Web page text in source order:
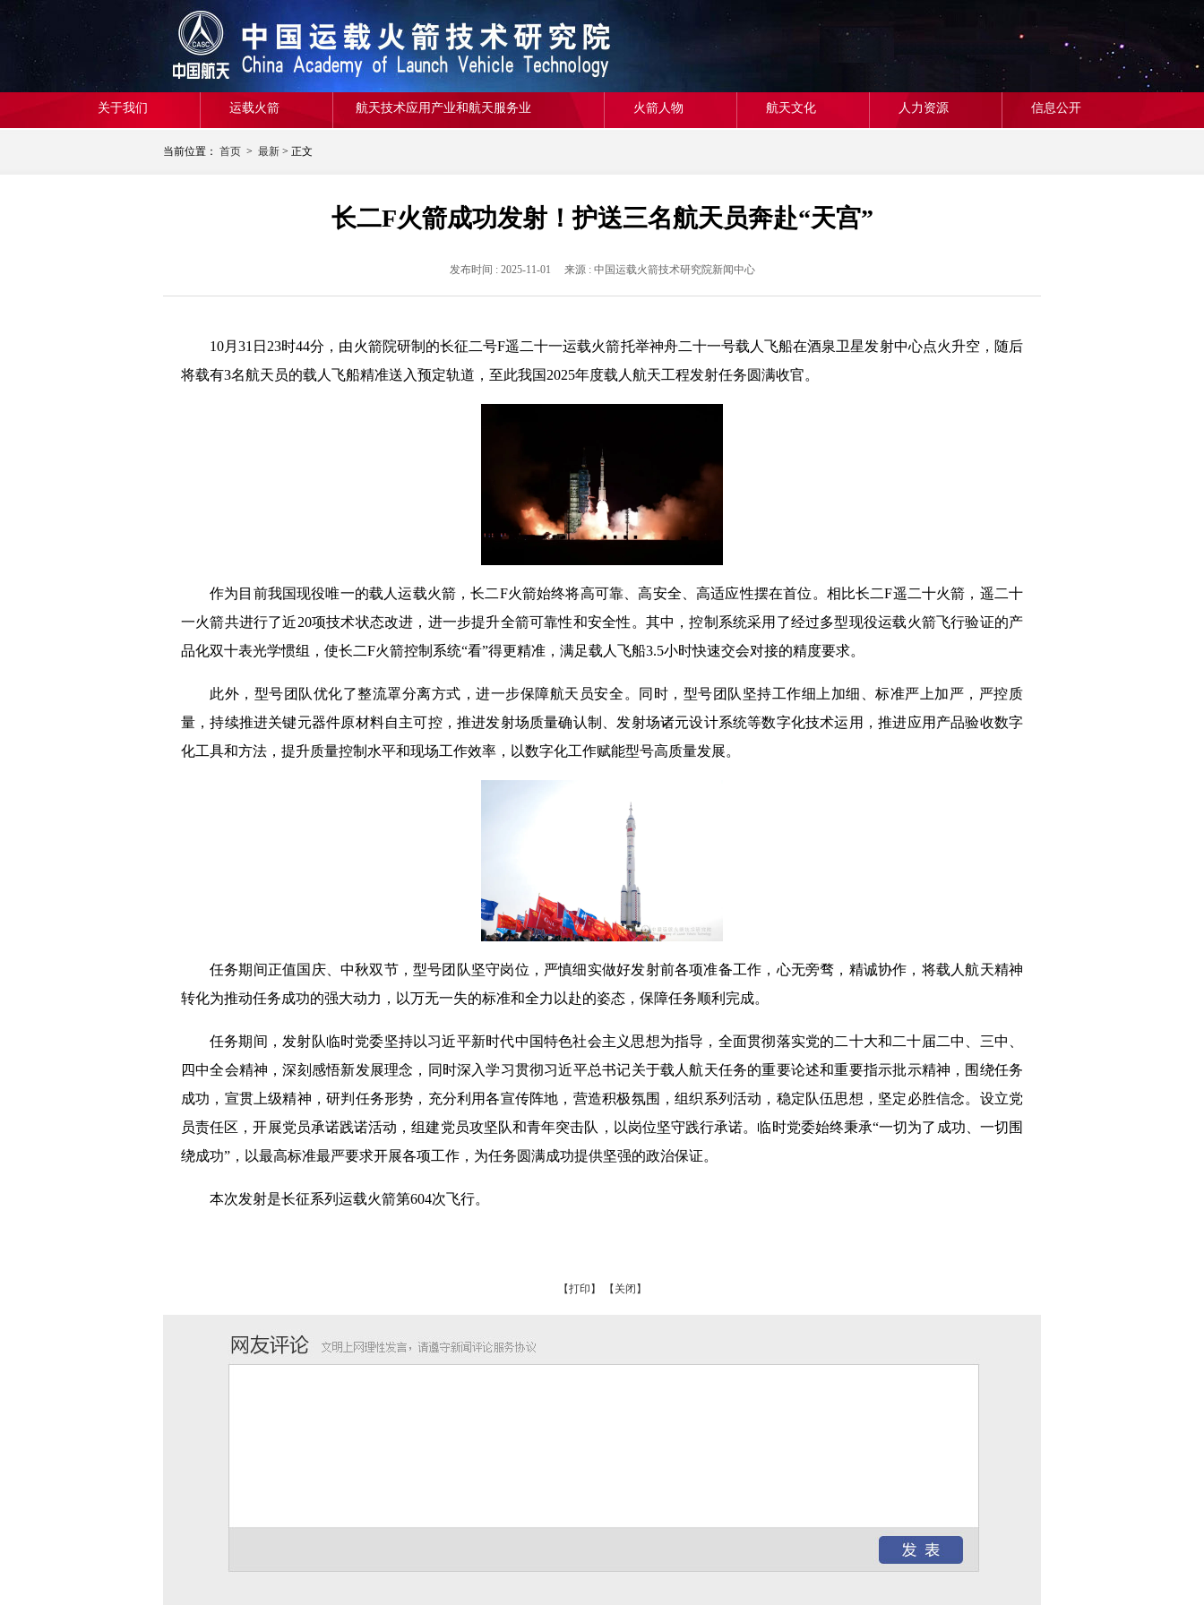
关于我们 运载火箭 航天技术应用产业和航天服务业 火箭人物 航天文化 人力资源 信息公开
当前位置： 首页 > 最新 > 正文
长二F火箭成功发射！护送三名航天员奔赴“天宫”
发布时间 : 2025-11-01 来源 : 中国运载火箭技术研究院新闻中心
10月31日23时44分，由火箭院研制的长征二号F遥二十一运载火箭托举神舟二十一号载人飞船在酒泉卫星发射中心点火升空，随后
将载有3名航天员的载人飞船精准送入预定轨道，至此我国2025年度载人航天工程发射任务圆满收官。
作为目前我国现役唯一的载人运载火箭，长二F火箭始终将高可靠、高安全、高适应性摆在首位。相比长二F遥二十火箭，遥二十
一火箭共进行了近20项技术状态改进，进一步提升全箭可靠性和安全性。其中，控制系统采用了经过多型现役运载火箭飞行验证的产
品化双十表光学惯组，使长二F火箭控制系统“看”得更精准，满足载人飞船3.5小时快速交会对接的精度要求。
此外，型号团队优化了整流罩分离方式，进一步保障航天员安全。同时，型号团队坚持工作细上加细、标准严上加严，严控质
量，持续推进关键元器件原材料自主可控，推进发射场质量确认制、发射场诸元设计系统等数字化技术运用，推进应用产品验收数字
化工具和方法，提升质量控制水平和现场工作效率，以数字化工作赋能型号高质量发展。
任务期间正值国庆、中秋双节，型号团队坚守岗位，严慎细实做好发射前各项准备工作，心无旁骛，精诚协作，将载人航天精神
转化为推动任务成功的强大动力，以万无一失的标准和全力以赴的姿态，保障任务顺利完成。
任务期间，发射队临时党委坚持以习近平新时代中国特色社会主义思想为指导，全面贯彻落实党的二十大和二十届二中、三中、
四中全会精神，深刻感悟新发展理念，同时深入学习贯彻习近平总书记关于载人航天任务的重要论述和重要指示批示精神，围绕任务
成功，宣贯上级精神，研判任务形势，充分利用各宣传阵地，营造积极氛围，组织系列活动，稳定队伍思想，坚定必胜信念。设立党
员责任区，开展党员承诺践诺活动，组建党员攻坚队和青年突击队，以岗位坚守践行承诺。临时党委始终秉承“一切为了成功、一切围
绕成功”，以最高标准最严要求开展各项工作，为任务圆满成功提供坚强的政治保证。
本次发射是长征系列运载火箭第604次飞行。
【打印】 【关闭】